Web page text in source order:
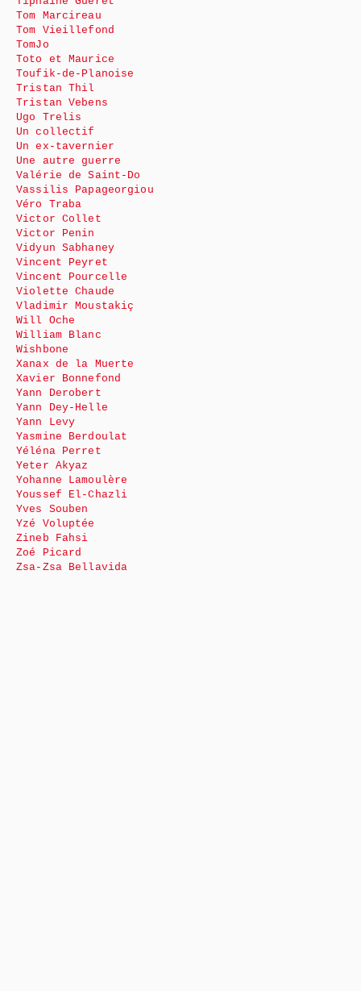
Tom Marcireau
Tom Vieillefond
TomJo
Toto et Maurice
Toufik-de-Planoise
Tristan Thil
Tristan Vebens
Ugo Trelis
Un collectif
Un ex-tavernier
Une autre guerre
Valérie de Saint-Do
Vassilis Papageorgiou
Véro Traba
Victor Collet
Victor Penin
Vidyun Sabhaney
Vincent Peyret
Vincent Pourcelle
Violette Chaude
Vladimir Moustakiç
Will Oche
William Blanc
Wishbone
Xanax de la Muerte
Xavier Bonnefond
Yann Derobert
Yann Dey-Helle
Yann Levy
Yasmine Berdoulat
Yéléna Perret
Yeter Akyaz
Yohanne Lamoulère
Youssef El-Chazli
Yves Souben
Yzé Voluptée
Zineb Fahsi
Zoé Picard
Zsa-Zsa Bellavida